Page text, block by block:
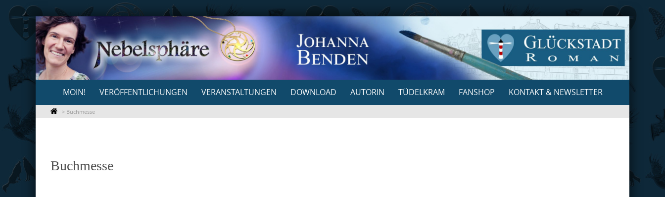
Skip
to
content
content
MOIN! VERÖFFENTLICHUNGEN VERANSTALTUNGEN DOWNLOAD AUTORIN TÜDELKRAM FANSHOP KONTAKT & NEWSLETTER
> Buchmesse
Buchmesse